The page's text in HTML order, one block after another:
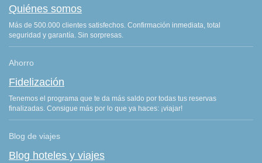
Quiénes somos
Más de 500.000 clientes satisfechos. Confirmación inmediata, total
seguridad y garantía. Sin sorpresas.
Ahorro
Fidelización
Tenemos el programa que te da más saldo por todas tus reservas
finalizadas. Consigue más por lo que ya haces: ¡viajar!
Blog de viajes
Blog hoteles y viajes